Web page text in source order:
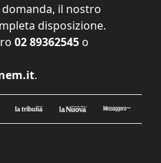
il nostro
disposizione.
02 89362545 o
.